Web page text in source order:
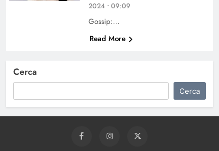
2024 • 09:09
Gossip:…
Read More
Cerca
Cerca